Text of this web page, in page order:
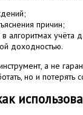
причин;
алгоритмах учёта
доходностью.
а не
но и потерять